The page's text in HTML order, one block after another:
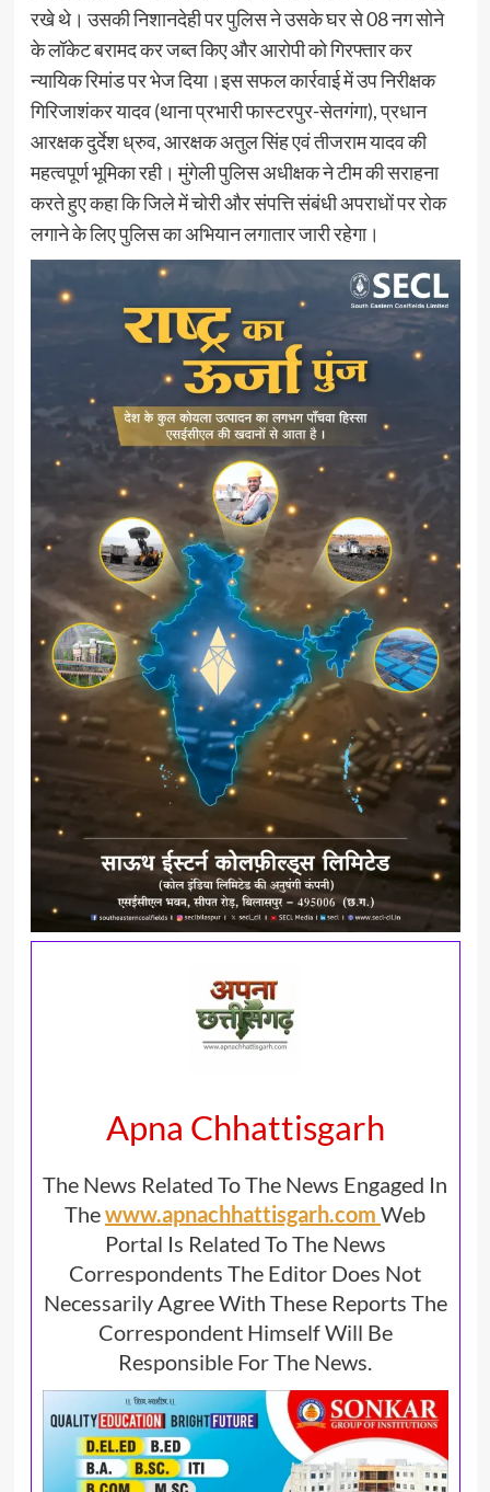
रखे थे। उसकी निशानदेही पर पुलिस ने उसके घर से 08 नग सोने
के लॉकेट बरामद कर जब्त किए और आरोपी को गिरफ्तार कर
न्यायिक रिमांड पर भेज दिया।इस सफल कार्रवाई में उप निरीक्षक
गिरिजाशंकर यादव (थाना प्रभारी फास्टरपुर-सेतगंगा), प्रधान
आरक्षक दुर्देश ध्रुव, आरक्षक अतुल सिंह एवं तीजराम यादव की
महत्वपूर्ण भूमिका रही। मुंगेली पुलिस अधीक्षक ने टीम की सराहना
करते हुए कहा कि जिले में चोरी और संपत्ति संबंधी अपराधों पर रोक
लगाने के लिए पुलिस का अभियान लगातार जारी रहेगा।
Apna Chhattisgarh
The News Related To The News Engaged In
Thewww.apnachhattisgarh.com Web
Portal Is Related To The News
Correspondents The Editor Does Not
Necessarily Agree With These Reports The
Correspondent Himself Will Be
Responsible For The News.